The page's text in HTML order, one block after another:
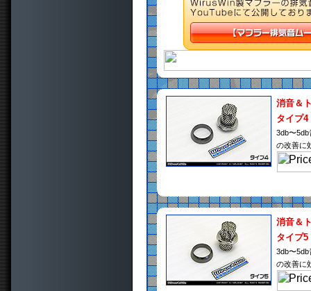
消音＆
タイプ4
3db〜
の改善に
消音＆
タイプ5
3db〜
の改善に